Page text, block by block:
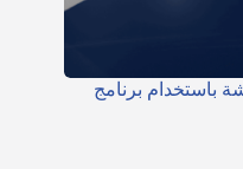
باستخدام برنامج